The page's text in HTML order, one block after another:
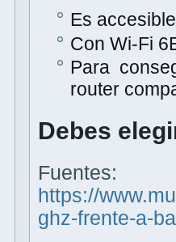
Es
Con Wi-Fi
Para
router
Debes
Fuentes:
https://
ghz-frente-a-